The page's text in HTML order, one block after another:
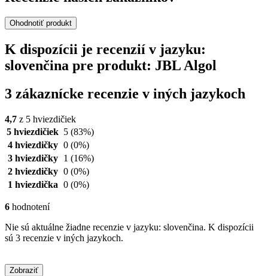
Ohodnotiť produkt
K dispozícii je recenzií v jazyku:
slovenčina pre produkt: JBL Algol
3 zákaznícke recenzie v iných jazykoch
4,7 z 5 hviezdičiek
5 hviezdičiek 5 (83%)
4 hviezdičky 0 (0%)
3 hviezdičky
1 (16%)
2 hviezdičky 0 (0%)
1 hviezdička 0 (0%)
6 hodnotení
Nie sú aktuálne žiadne recenzie v jazyku: slovenčina. K dispozícii
sú 3 recenzie v iných jazykoch.
Zobraziť